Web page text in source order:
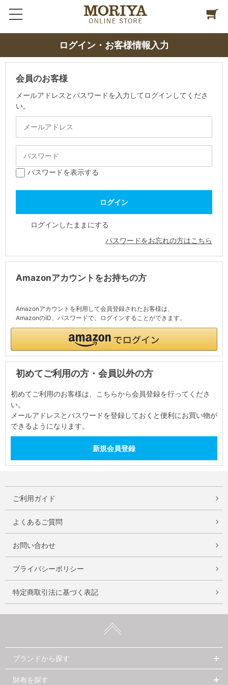
ログイン・お客様情報入力
会員のお客様
メールアドレスとパスワードを入力してログインしてくださ
い。
パスワードを表示する
ログインしたままにする
パスワードをお忘れの方はこちら
Amazonアカウントをお持ちの方
Amazonアカウントを利用して会員登録されたお客様は、
AmazonのID、パスワードで、ログインすることができます。
初めてご利用の方・会員以外の方
初めてご利用のお客様は、こちらから会員登録を行ってくださ
い。
メールアドレスとパスワードを登録しておくと便利にお買い物が
できるようになります。
ご利用ガイド
よくあるご質問
お問い合わせ
プライバシーポリシー
特定商取引法に基づく表記
ブランドから探す
財布を探す